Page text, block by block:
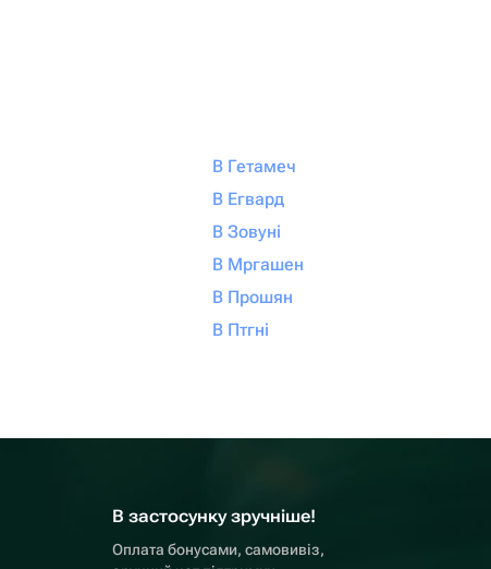
В Гетамеч
В Егвард
В Зовуні
В Мргашен
В Прошян
В Птгні
В застосунку зручніше!
Оплата бонусами, самовивіз,